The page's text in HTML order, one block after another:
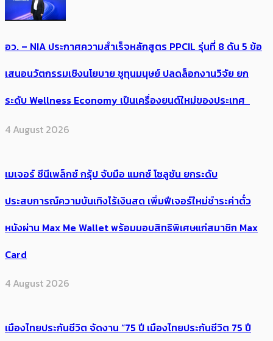
อว. – NIA ประกาศความสำเร็จหลักสูตร PPCIL รุ่นที่ 8 ดัน 5 ข้อ
เสนอนวัตกรรมเชิงนโยบาย ชูทุนมนุษย์ ปลดล็อกงานวิจัย ยก
ระดับ Wellness Economy เป็นเครื่องยนต์ใหม่ของประเทศ
4 August 2026
เมเจอร์ ซีนีเพล็กซ์ กรุ้ป จับมือ แมกซ์ โซลูชัน ยกระดับ
ประสบการณ์ความบันเทิงไร้เงินสด เพิ่มฟีเจอร์ใหม่ชำระค่าตั๋ว
หนังผ่าน Max Me Wallet พร้อมมอบสิทธิพิเศษแก่สมาชิก Max
Card
4 August 2026
เมืองไทยประกันชีวิต จัดงาน “75 ปี เมืองไทยประกันชีวิต 75 ปี